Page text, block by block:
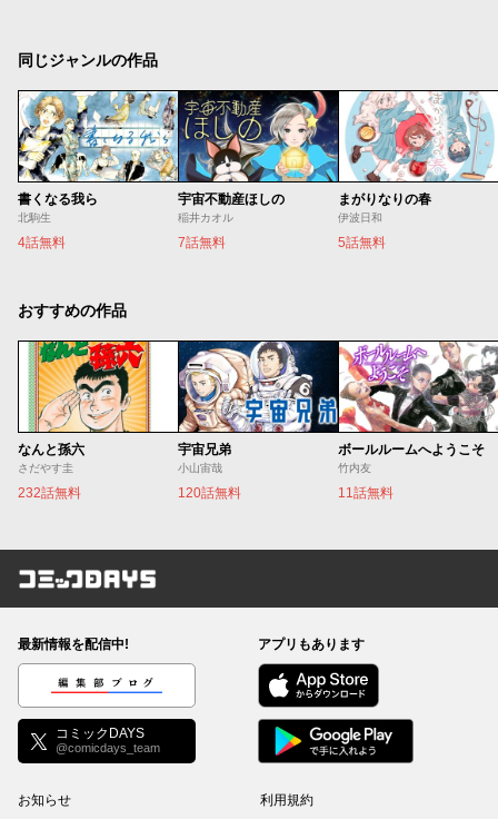
同じジャンルの作品
書くなる我ら
北駒生
4話無料
宇宙不動産ほしの
稲井カオル
7話無料
まがりなりの春
伊波日和
5話無料
おすすめの作品
なんと孫六
さだやす圭
232話無料
宇宙兄弟
小山宙哉
120話無料
ボールルームへようこそ
竹内友
11話無料
コミックDAYS
最新情報を配信中!
編集部ブログ
コミックDAYS
@comicdays_team
アプリもあります
お知らせ 利用規約